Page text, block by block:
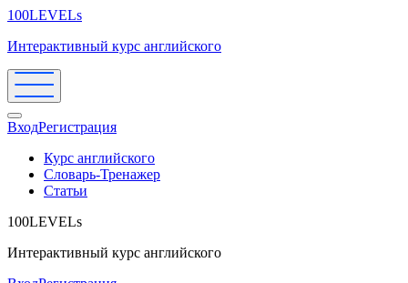
100LEVELs
Интерактивный курс английского
ВходРегистрация
Курс английского
Словарь-Тренажер
Статьи
100LEVELs
Интерактивный курс английского